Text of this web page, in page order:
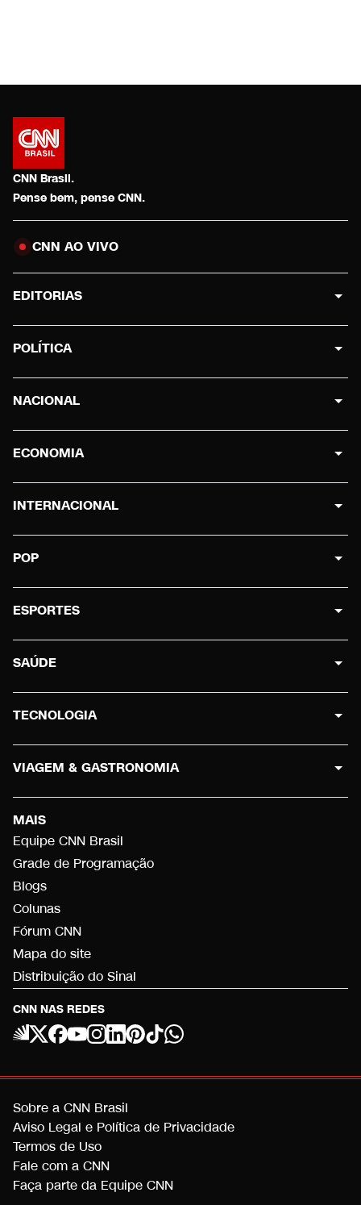
CNN Brasil.
Pense bem, pense CNN.
CNN AO VIVO
CNN NAS REDES
MAIS
Equipe CNN Brasil
Grade de Programação
Blogs
Colunas
Fórum CNN
Mapa do site
Distribuição do Sinal
EDITORIAS
POLÍTICA
NACIONAL
ECONOMIA
INTERNACIONAL
POP
ESPORTES
SAÚDE
TECNOLOGIA
VIAGEM & GASTRONOMIA
Sobre a CNN Brasil
Aviso Legal e Política de Privacidade
Termos de Uso
Fale com a CNN
Faça parte da Equipe CNN